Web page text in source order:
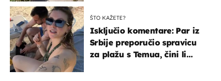
ŠTO KAŽETE?
Isključio komentare: Par iz
Srbije preporučio spravicu
za plažu s Temua, čini li